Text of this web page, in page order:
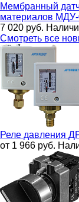
Мембранный
материалов МДУ-
7 020 руб.
Смотреть все
Реле давления
от 1 966 руб.